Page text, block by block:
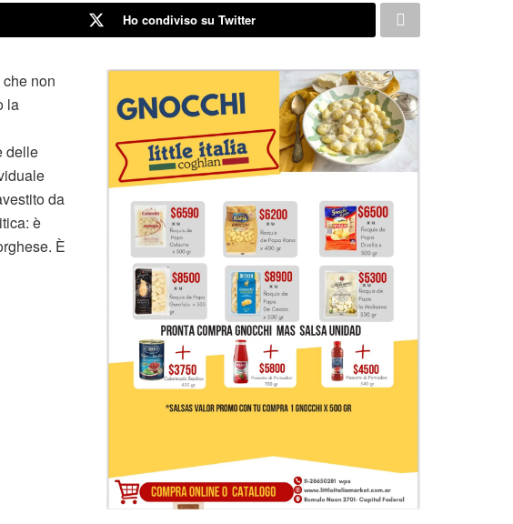
Ho condiviso su Twitter
non
la
delle
da
è
È